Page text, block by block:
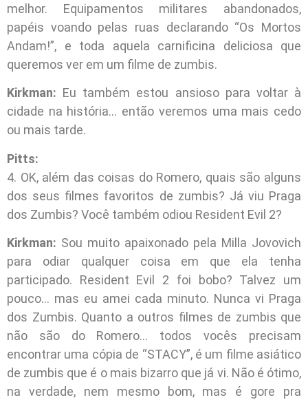
melhor. Equipamentos militares abandonados,
papéis voando pelas ruas declarando “Os Mortos
Andam!”, e toda aquela carnificina deliciosa que
queremos ver em um filme de zumbis.
Kirkman: Eu também estou ansioso para voltar à
cidade na história… então veremos uma mais cedo
ou mais tarde.
Pitts:
4. OK, além das coisas do Romero, quais são alguns
dos seus filmes favoritos de zumbis? Já viu Praga
dos Zumbis? Você também odiou Resident Evil 2?
Kirkman: Sou muito apaixonado pela Milla Jovovich
para odiar qualquer coisa em que ela tenha
participado. Resident Evil 2 foi bobo? Talvez um
pouco… mas eu amei cada minuto. Nunca vi Praga
dos Zumbis. Quanto a outros filmes de zumbis que
não são do Romero… todos vocês precisam
encontrar uma cópia de “STACY”, é um filme asiático
de zumbis que é o mais bizarro que já vi. Não é ótimo,
na verdade, nem mesmo bom, mas é gore pra